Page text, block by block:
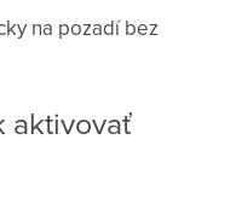
na pozadí bez
aktivovať